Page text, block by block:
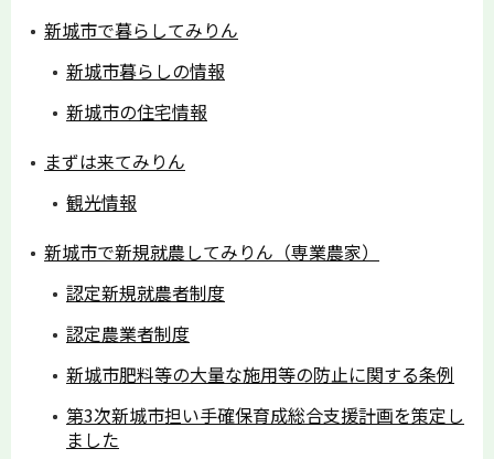
新城市で暮らしてみりん
新城市暮らしの情報
新城市の住宅情報
まずは来てみりん
観光情報
新城市で新規就農してみりん（専業農家）
認定新規就農者制度
認定農業者制度
新城市肥料等の大量な施用等の防止に関する条例
第3次新城市担い手確保育成総合支援計画を策定し
ました